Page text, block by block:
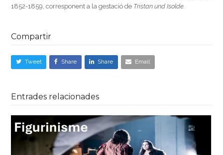
1852-1859, corresponent a la gestació de Tristan und Isolde.
Compartir
Tweet Share Share Email
Entrades relacionades